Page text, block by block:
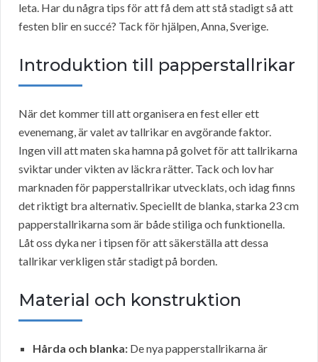
leta. Har du några tips för att få dem att stå stadigt så att
festen blir en succé? Tack för hjälpen, Anna, Sverige.
Introduktion till papperstallrikar
När det kommer till att organisera en fest eller ett
evenemang, är valet av tallrikar en avgörande faktor.
Ingen vill att maten ska hamna på golvet för att tallrikarna
sviktar under vikten av läckra rätter. Tack och lov har
marknaden för papperstallrikar utvecklats, och idag finns
det riktigt bra alternativ. Speciellt de blanka, starka 23 cm
papperstallrikarna som är både stiliga och funktionella.
Låt oss dyka ner i tipsen för att säkerställa att dessa
tallrikar verkligen står stadigt på borden.
Material och konstruktion
Hårda och blanka: De nya papperstallrikarna är